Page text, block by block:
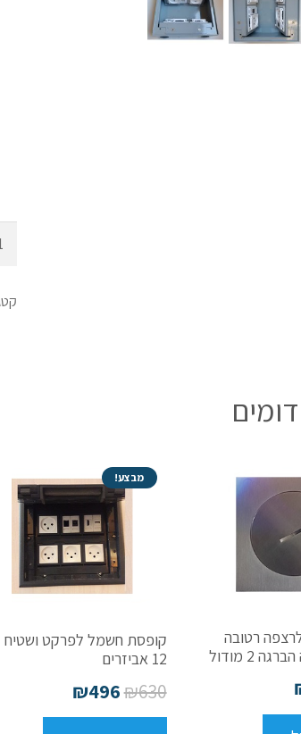
של
רטובה
2 מודול
מבצע!
קופסת חשמל לפרקט ושטיח
12 אביזרים
₪630
₪496